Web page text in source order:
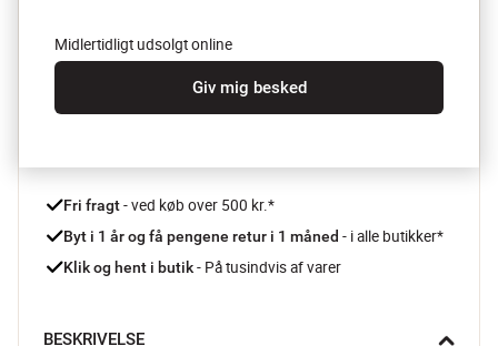
Midlertidligt udsolgt online
Giv mig besked
Fri fragt - ved køb over 500 kr.*
Byt i 1 år og få pengene retur i 1 måned - i alle butikker*
Klik og hent i butik - På tusindvis af varer
BESKRIVELSE